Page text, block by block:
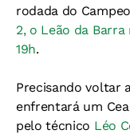
rodada do
2, o Leão da Barra
19h.
Precisando voltar
enfrentará um
pelo técnico Léo